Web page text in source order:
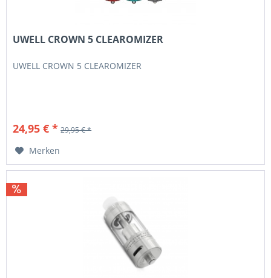
UWELL CROWN 5 CLEAROMIZER
UWELL CROWN 5 CLEAROMIZER
24,95 € * 29,95 € *
Merken